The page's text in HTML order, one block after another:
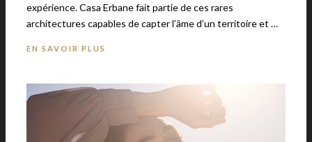
expérience. Casa Erbane fait partie de ces rares
architectures capables de capter l’âme d’un territoire et …
EN SAVOIR PLUS